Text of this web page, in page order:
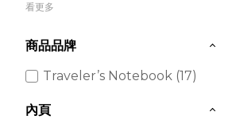
看更多
商品品牌
Traveler’s Notebook (17)
內頁